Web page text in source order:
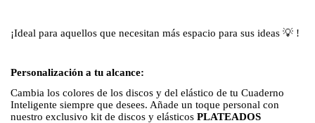
¡Ideal para aquellos que necesitan más espacio para sus ideas 💡 !
Personalización a tu alcance:
Cambia los colores de los discos y del elástico de tu Cuaderno
Inteligente siempre que desees. Añade un toque personal con
nuestro exclusivo kit de discos y elásticos PLATEADOS